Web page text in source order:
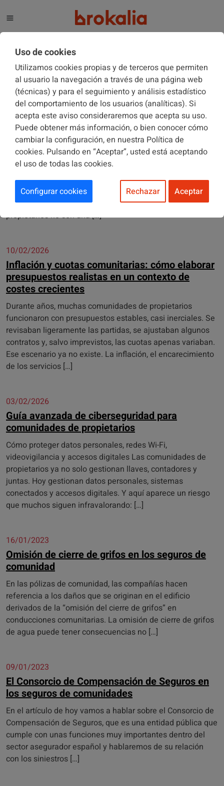
El blog de Brokalia
Tips
17/03/2026
Cómo proteger frente a ciberriesgos a tus
comunidades de propietarios
La digitalización ha transformado la administración de
comunidades… pero también ha traído nuevos riesgos. 📊
Más del 80 % de las empresas en España ha sufrido al
menos un intento de ciberataque. Y las comunidades de
propietarios no son una […]
10/02/2026
Inflación y cuotas comunitarias: cómo elaborar
presupuestos realistas en un contexto de
costes crecientes
Durante años, muchas comunidades de propietarios
funcionaron con presupuestos estables, casi inerciales. Se
revisaban ligeramente las partidas, se ajustaban algunos
contratos y, salvo imprevistos, las cuotas apenas variaban.
Ese escenario ya no existe. La inflación, el encarecimiento
de los servicios […]
03/02/2026
Guía avanzada de ciberseguridad para
comunidades de propietarios
Cómo proteger datos personales, redes Wi-Fi,
videovigilancia y accesos digitales Las comunidades de
propietarios ya no solo gestionan llaves, contadores y
juntas. Hoy gestionan datos personales, sistemas
conectados y accesos digitales. Y aquí aparece un riesgo
que muchos siguen infravalorando: […]
16/01/2023
Omisión de cierre de grifos en los seguros de
comunidad
En las pólizas de comunidad, las compañías hacen
referencia a los daños que se originan en el edificio
derivados de la “omisión del cierre de grifos” en
conducciones comunitarias. La omisión de cierre de grifos
de agua puede tener consecuencias no […]
09/01/2023
El Consorcio de Compensación de Seguros en
los seguros de comunidades
En el artículo de hoy vamos a hablar sobre el Consorcio de
Compensación de Seguros, que es una entidad pública que
cumple con unas funciones muy importantes dentro del
sector asegurador español y hablaremos de su relación
con los siniestros […]
Uso de cookies
Utilizamos cookies propias y de terceros que permiten
al usuario la navegación a través de una página web
(técnicas) y para el seguimiento y análisis estadístico
del comportamiento de los usuarios (analíticas). Si
acepta este aviso consideraremos que acepta su uso.
Puede obtener más información, o bien conocer cómo
cambiar la configuración, en nuestra Política de
cookies. Pulsando en “Aceptar”, usted está aceptando
el uso de todas las cookies.
Configurar cookies Rechazar Aceptar